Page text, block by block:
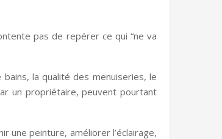
pas de repérer ce qui “ne va
la qualité des menuiseries, le
un propriétaire, peuvent pourtant
une peinture, améliorer l’éclairage,